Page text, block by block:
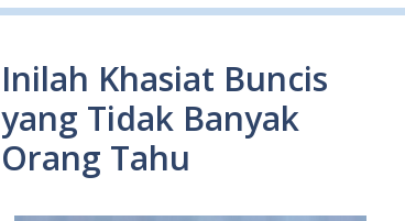
Inilah Khasiat Buncis
yang Tidak Banyak
Orang Tahu